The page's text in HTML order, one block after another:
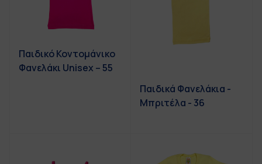
Παιδικό Κοντομάνικο
Φανελάκι Unisex – 55
Παιδικά Φανελάκια -
Μπριτέλα - 36